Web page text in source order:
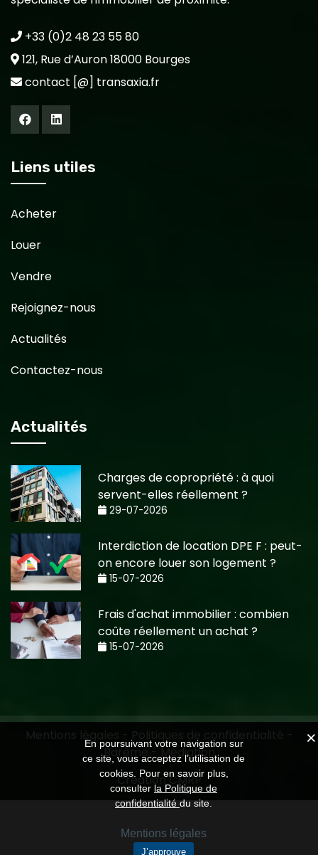
+33 (0)2 48 23 55 80
121, Rue d’Auron 18000 Bourges
contact [@] transaxia.fr
Liens utiles
Acheter
Louer
Vendre
Rejoignez-nous
Actualités
Contactez-nous
Actualités
Charges de copropriété : à quoi
servent-elles réellement ?
29-07-2026
Interdiction de location DPE F : peut-
on encore louer son logement ?
15-07-2026
Frais d'achat immobilier : combien
coûte réellement un achat ?
15-07-2026
Mentions légales
Barème-Médiation
Création CMRP
En poursuivant votre navigation sur
ce site, vous acceptez l’utilisation de
cookies. Pour en savoir plus,
consulter la Politique de
confidentialité du site.
Mentions légales
J’approuve